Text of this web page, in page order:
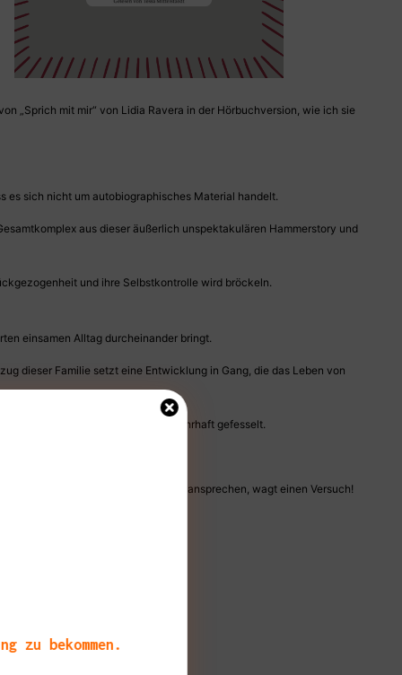
„Sprich mit mir“ von Lidia Ravera in der Hörbuchversion, wie ich sie
es sich nicht um autobiographisches Material handelt.
aus dieser äußerlich unspektakulären Hammerstory und
und ihre Selbstkontrolle wird bröckeln.
einsamen Alltag durcheinander bringt.
dieser Familie setzt eine Entwicklung in Gang, die das Leben von
und Sog. Ich bin wahrhaft gefesselt.
Beschreibung auch nur dezent ansprechen, wagt einen Versuch!
zu bekommen.